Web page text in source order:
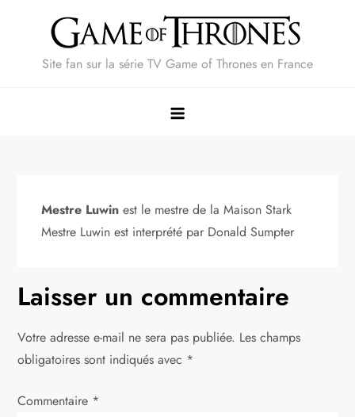
Site fan sur la série TV Game of Thrones en France
Mestre Luwin est le mestre de la Maison Stark
Mestre Luwin est interprété par Donald Sumpter
Laisser un commentaire
Votre adresse e-mail ne sera pas publiée. Les champs
obligatoires sont indiqués avec *
Commentaire *